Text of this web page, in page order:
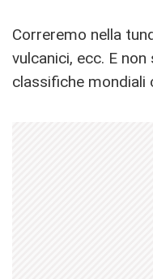
Correremo nella
vulcanici, ecc. E
classifiche mondiali